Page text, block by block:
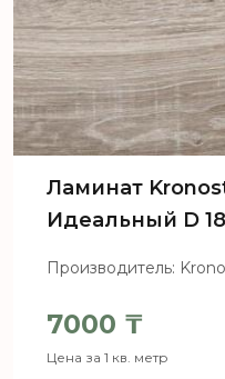
Ламинат
Идеальный D
Производитель:
7000 ₸
Цена за 1 кв. метр